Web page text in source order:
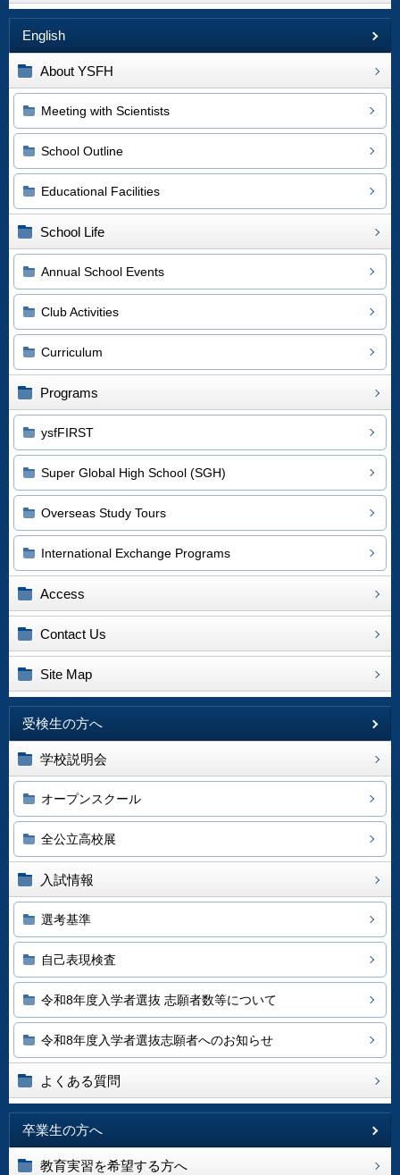
English
About YSFH
Meeting with Scientists
School Outline
Educational Facilities
School Life
Annual School Events
Club Activities
Curriculum
Programs
ysfFIRST
Super Global High School (SGH)
Overseas Study Tours
International Exchange Programs
Access
Contact Us
Site Map
受検生の方へ
学校説明会
オープンスクール
全公立高校展
入試情報
選考基準
自己表現検査
令和8年度入学者選抜 志願者数等について
令和8年度入学者選抜志願者へのお知らせ
よくある質問
卒業生の方へ
教育実習を希望する方へ